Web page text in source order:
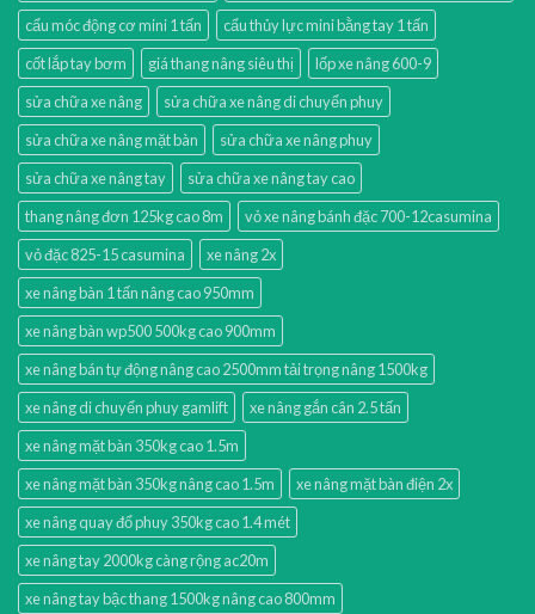
cẩu móc động cơ mini 1 tấn
cẩu thủy lực mini bằng tay 1 tấn
cốt lắp tay bơm
giá thang nâng siêu thị
lốp xe nâng 600-9
sửa chữa xe nâng
sửa chữa xe nâng di chuyển phuy
sửa chữa xe nâng mặt bàn
sửa chữa xe nâng phuy
sửa chữa xe nâng tay
sửa chữa xe nâng tay cao
thang nâng đơn 125kg cao 8m
vỏ xe nâng bánh đặc 700-12casumina
vỏ đặc 825-15 casumina
xe nâng 2x
xe nâng bàn 1 tấn nâng cao 950mm
xe nâng bàn wp500 500kg cao 900mm
xe nâng bán tự động nâng cao 2500mm tải trọng nâng 1500kg
xe nâng di chuyển phuy gamlift
xe nâng gắn cân 2.5 tấn
xe nâng mặt bàn 350kg cao 1.5m
xe nâng mặt bàn 350kg nâng cao 1.5m
xe nâng mặt bàn điện 2x
xe nâng quay đổ phuy 350kg cao 1.4 mét
xe nâng tay 2000kg càng rộng ac20m
xe nâng tay bậc thang 1500kg nâng cao 800mm